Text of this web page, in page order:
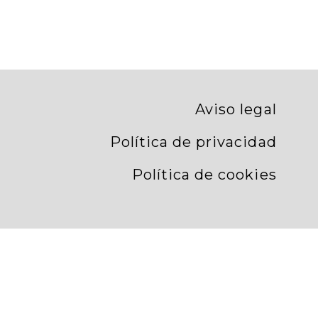
Aviso legal
Política de privacidad
Política de cookies